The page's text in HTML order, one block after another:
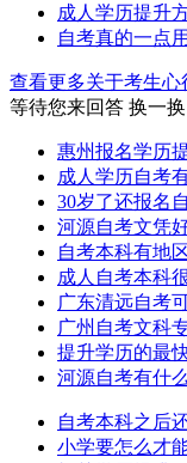
成人学历提升
自考真的一点
查看更多关于考生心
等待您来回答 换一换
惠州报名学历
成人学历自考
30岁了还报名
河源自考文凭
自考本科有地
成人自考本科
广东清远自考
广州自考文科
提升学历的最
河源自考有什
自考本科之后
小学要怎么才